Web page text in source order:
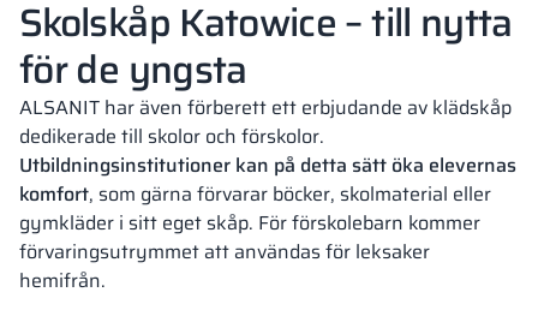
Skolskåp Katowice – till nytta
för de yngsta
ALSANIT har även förberett ett erbjudande av klädskåp
dedikerade till skolor och förskolor.
Utbildningsinstitutioner kan på detta sätt öka elevernas
komfort, som gärna förvarar böcker, skolmaterial eller
gymkläder i sitt eget skåp. För förskolebarn kommer
förvaringsutrymmet att användas för leksaker
hemifrån.